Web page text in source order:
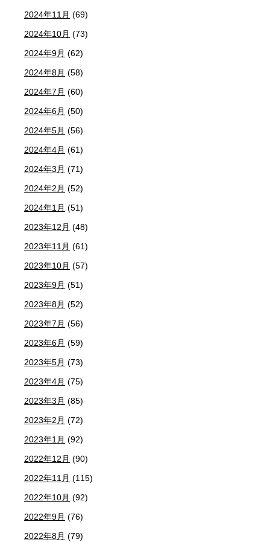
2024年11月 (69)
2024年10月 (73)
2024年9月 (62)
2024年8月 (58)
2024年7月 (60)
2024年6月 (50)
2024年5月 (56)
2024年4月 (61)
2024年3月 (71)
2024年2月 (52)
2024年1月 (51)
2023年12月 (48)
2023年11月 (61)
2023年10月 (57)
2023年9月 (51)
2023年8月 (52)
2023年7月 (56)
2023年6月 (59)
2023年5月 (73)
2023年4月 (75)
2023年3月 (85)
2023年2月 (72)
2023年1月 (92)
2022年12月 (90)
2022年11月 (115)
2022年10月 (92)
2022年9月 (76)
2022年8月 (79)